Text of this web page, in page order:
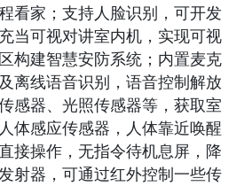
看家；支持人脸识别，可开发
当可视对讲室内机，实现可视
构建智慧安防系统；内置麦克
离线语音识别，语音控制解放
感器、光照传感器等，获取室
体感应传感器，人体靠近唤醒
接操作，无指令待机息屏，降
射器，可通过红外控制一些传